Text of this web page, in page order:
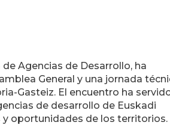
Agencias de Desarrollo, ha
General y una jornada
Gasteiz. El encuentro ha
de desarrollo de Euskadi
oportunidades de los territorios.